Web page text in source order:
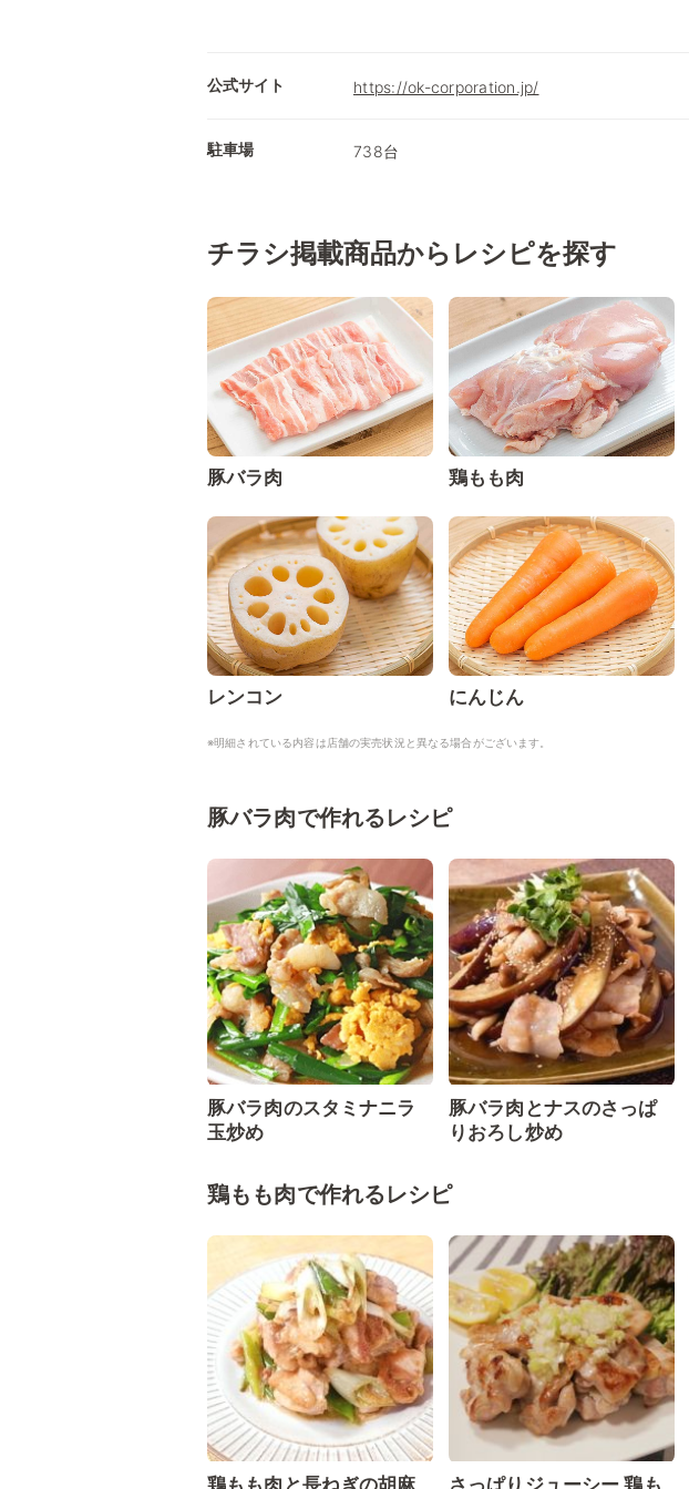
公式サイト https://ok-corporation.jp/
駐車場 738台
チラシ掲載商品からレシピを探す
豚バラ肉 鶏もも肉
レンコン にんじん
※明細されている内容は店舗の実売状況と異なる場合がございます。
豚バラ肉で作れるレシピ
豚バラ肉のスタミナニラ
玉炒め
豚バラ肉とナスのさっぱ
りおろし炒め
鶏もも肉で作れるレシピ
鶏もも肉と長ねぎの胡麻 さっぱりジューシー 鶏も